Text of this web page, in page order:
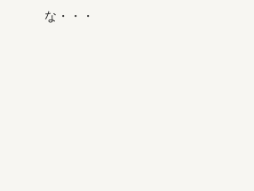
な・・・